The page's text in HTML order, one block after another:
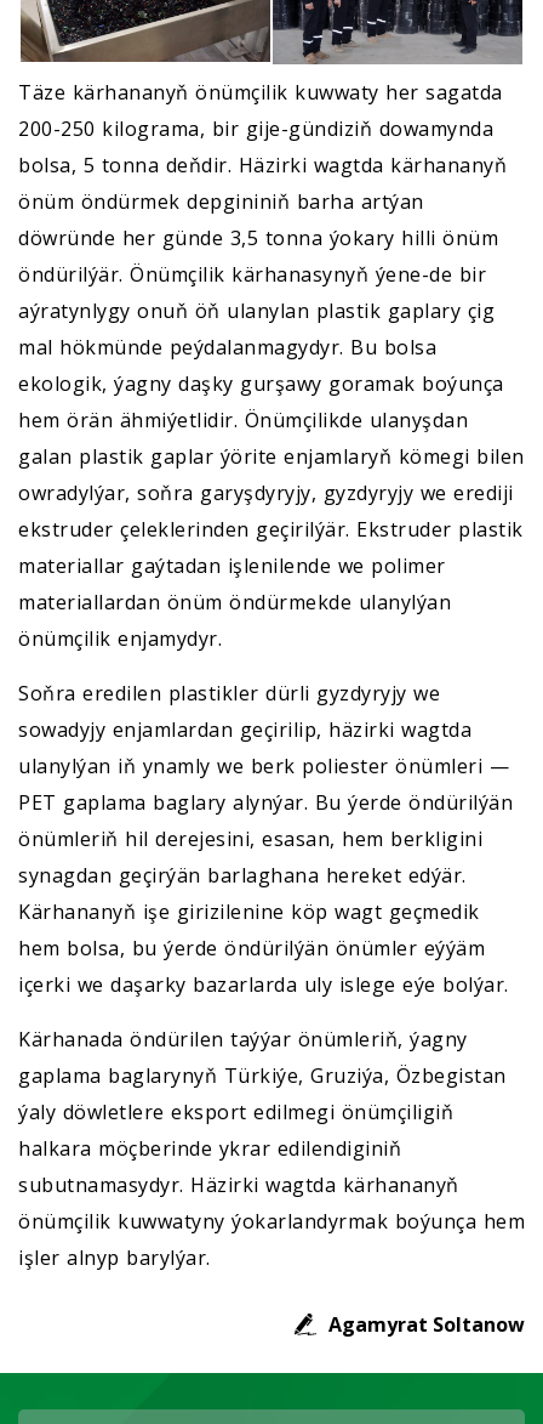
Täze kärhananyň önümçilik kuwwaty her sagatda
200-250 kilograma, bir gije-gündiziň dowamynda
bolsa, 5 tonna deňdir. Häzirki wagtda kärhananyň
önüm öndürmek depgininiň barha artýan
döwründe her günde 3,5 tonna ýokary hilli önüm
öndürilýär. Önümçilik kärhanasynyň ýene-de bir
aýratynlygy onuň öň ulanylan plastik gaplary çig
mal hökmünde peýdalanmagydyr. Bu bolsa
ekologik, ýagny daşky gurşawy goramak boýunça
hem örän ähmiýetlidir. Önümçilikde ulanyşdan
galan plastik gaplar ýörite enjamlaryň kömegi bilen
owradylýar, soňra garyşdyryjy, gyzdyryjy we erediji
ekstruder çeleklerinden geçirilýär. Ekstruder plastik
materiallar gaýtadan işlenilende we polimer
materiallardan önüm öndürmekde ulanylýan
önümçilik enjamydyr.
Soňra eredilen plastikler dürli gyzdyryjy we
sowadyjy enjamlardan geçirilip, häzirki wagtda
ulanylýan iň ynamly we berk poliester önümleri —
PET gaplama baglary alynýar. Bu ýerde öndürilýän
önümleriň hil derejesini, esasan, hem berkligini
synagdan geçirýän barlaghana hereket edýär.
Kärhananyň işe girizilenine köp wagt geçmedik
hem bolsa, bu ýerde öndürilýän önümler eýýäm
içerki we daşarky bazarlarda uly islege eýe bolýar.
Kärhanada öndürilen taýýar önümleriň, ýagny
gaplama baglarynyň Türkiýe, Gruziýa, Özbegistan
ýaly döwletlere eksport edilmegi önümçiligiň
halkara möçberinde ykrar edilendiginiň
subutnamasydyr. Häzirki wagtda kärhananyň
önümçilik kuwwatyny ýokarlandyrmak boýunça hem
işler alnyp barylýar.
Agamyrat Soltanow